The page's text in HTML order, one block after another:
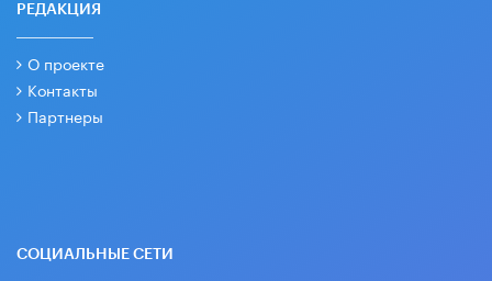
РЕДАКЦИЯ
О проекте
Контакты
Партнеры
СОЦИАЛЬНЫЕ СЕТИ